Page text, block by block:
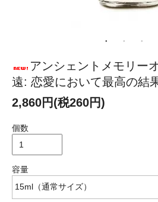
アンシェントメモリー
遠: 恋愛において最高の結
2,860円(税260円)
個数
容量